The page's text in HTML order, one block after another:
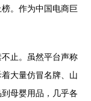
。作为中国电商巨
止。虽然平台声称
大量仿冒名牌、山
母婴用品，几乎各